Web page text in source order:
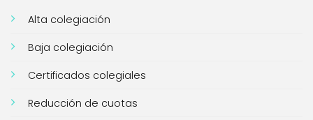
Alta colegiación
Baja colegiación
Certificados colegiales
Reducción de cuotas